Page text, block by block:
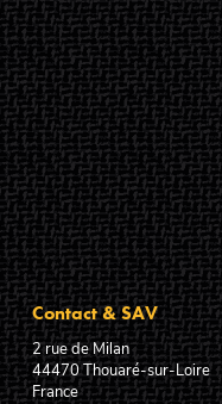
Contact & SAV
2 rue de Milan
44470Thouaré-sur-Loire
France